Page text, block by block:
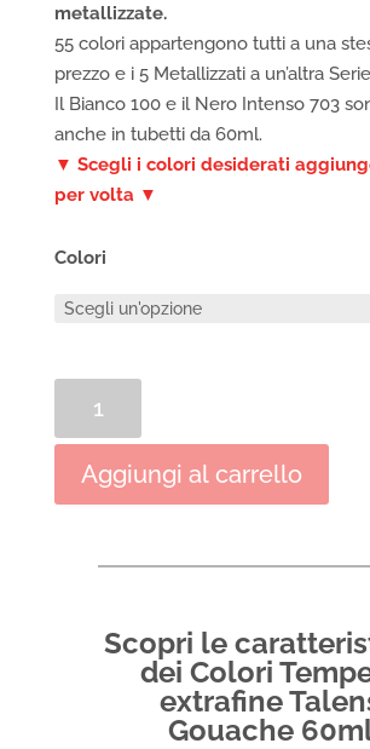
metallizzate.
55 colori appartengono tutti a una
prezzo e i 5 Metallizzati a un’altra
Il Bianco 100 e il Nero Intenso 703
anche in tubetti da 60ml.
▼ Scegli i colori desiderati
per volta ▼
Colori
Tempera
extrafine
Aggiungi al carrello
Scopri le
dei Colori
extrafine
Gouache